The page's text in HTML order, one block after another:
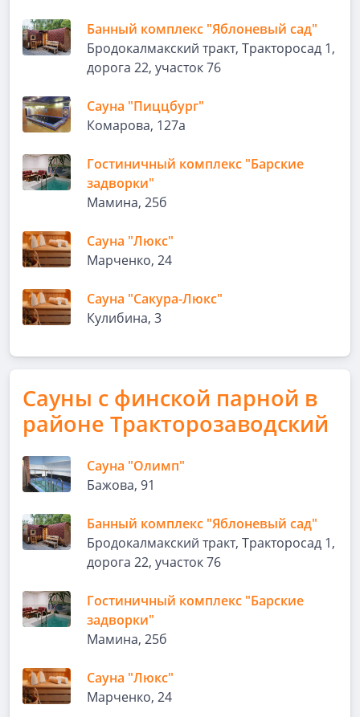
Банный комплекс "Яблоневый сад"
Бродокалмакский тракт, Тракторосад 1,
дорога 22, участок 76
Сауна "Пиццбург"
Комарова, 127а
Гостиничный комплекс "Барские
задворки"
Мамина, 25б
Сауна "Люкс"
Марченко, 24
Сауна "Сакура-Люкс"
Кулибина, 3
Сауны с финской парной в
районе Тракторозаводский
Сауна "Олимп"
Бажова, 91
Банный комплекс "Яблоневый сад"
Бродокалмакский тракт, Тракторосад 1,
дорога 22, участок 76
Гостиничный комплекс "Барские
задворки"
Мамина, 25б
Сауна "Люкс"
Марченко, 24